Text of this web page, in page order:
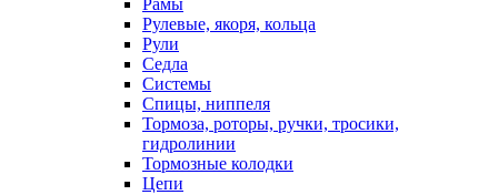
Рамы
Рулевые, якоря, кольца
Рули
Седла
Системы
Спицы, ниппеля
Тормоза, роторы, ручки, тросики,
гидролинии
Тормозные колодки
Цепи